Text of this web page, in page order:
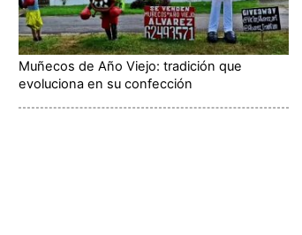
Muñecos de Año Viejo: tradición que
evoluciona en su confección